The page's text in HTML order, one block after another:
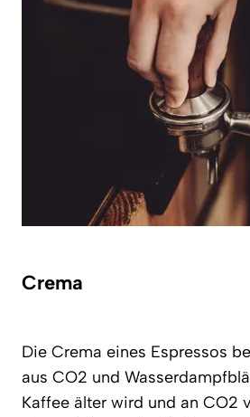
Crema
Die Crema eines Espressos
aus CO2 und
Kaffee älter wird und an CO2